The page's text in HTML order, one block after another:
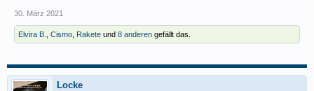
30. März 2021
Elvira B. Cismo Rakete und 8 anderen gefällt das.
Locke